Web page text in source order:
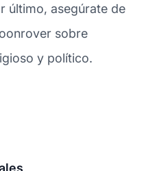
último, asegúrate de
sobre
y político.